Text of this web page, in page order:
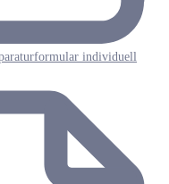
individuell